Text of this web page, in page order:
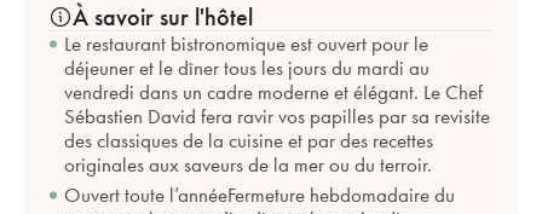
À savoir sur l'hôtel
Le restaurant bistronomique est ouvert pour le
déjeuner et le dîner tous les jours du mardi au
vendredi dans un cadre moderne et élégant. Le Chef
Sébastien David fera ravir vos papilles par sa revisite
des classiques de la cuisine et par des recettes
originales aux saveurs de la mer ou du terroir.
Ouvert toute l’annéeFermeture hebdomadaire du